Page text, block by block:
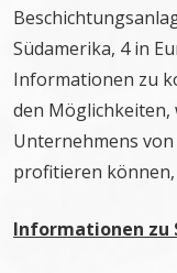
Südamerika, 4 in
Informationen zu
den Möglichkeiten,
Unternehmens
profitieren können,
Informationen zu